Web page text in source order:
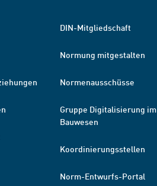
DIN-Mitgliedschaft
Normung mitgestalten
Normenausschüsse
Gruppe Digitalisierung im
Bauwesen
Koordinierungsstellen
Norm-Entwurfs-Portal